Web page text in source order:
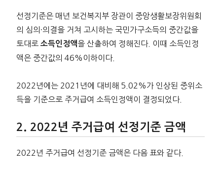
선정기준은 매년 보건복지부 장관이 중앙생활보장위원회
의 심의·의결을 거쳐 고시하는 국민가구소득의 중간값을
토대로 소득인정액을 산출하여 정해진다. 이때 소득인정
액은 중간값의 46%이하이다.
2022년에는 2021년에 대비해 5.02%가 인상된 중위소
득을 기준으로 주거급여 소득인정액이 결정되었다.
2022년 주거급여 선정기준 금액
2022년 주거급여 선정기준 금액은 다음 표와 같다.